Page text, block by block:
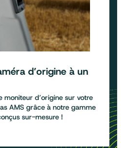
d’origine à un
moniteur d’origine sur votre
AMS grâce à notre gamme
sur-mesure !